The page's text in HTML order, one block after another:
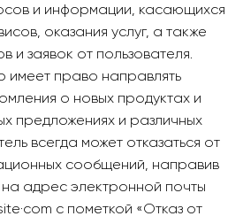
и информации, касающихся
оказания услуг, а также
и заявок от пользователя.
имеет право направлять
о новых продуктах и
предложениях и различных
всегда может отказаться от
сообщений, направив
адрес электронной почты
с пометкой «Отказ от